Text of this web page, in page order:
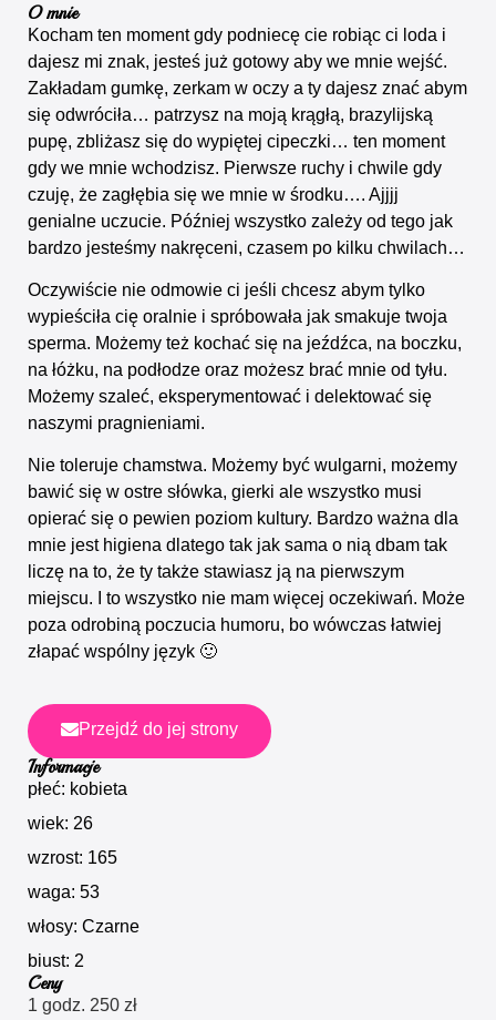
O mnie
Kocham ten moment gdy podniecę cie robiąc ci loda i
dajesz mi znak, jesteś już gotowy aby we mnie wejść.
Zakładam gumkę, zerkam w oczy a ty dajesz znać abym
się odwróciła… patrzysz na moją krągłą, brazylijską
pupę, zbliżasz się do wypiętej cipeczki… ten moment
gdy we mnie wchodzisz. Pierwsze ruchy i chwile gdy
czuję, że zagłębia się we mnie w środku…. Ajjjj
genialne uczucie. Później wszystko zależy od tego jak
bardzo jesteśmy nakręceni, czasem po kilku chwilach…
Oczywiście nie odmowie ci jeśli chcesz abym tylko
wypieściła cię oralnie i spróbowała jak smakuje twoja
sperma. Możemy też kochać się na jeźdźca, na boczku,
na łóżku, na podłodze oraz możesz brać mnie od tyłu.
Możemy szaleć, eksperymentować i delektować się
naszymi pragnieniami.
Nie toleruje chamstwa. Możemy być wulgarni, możemy
bawić się w ostre słówka, gierki ale wszystko musi
opierać się o pewien poziom kultury. Bardzo ważna dla
mnie jest higiena dlatego tak jak sama o nią dbam tak
liczę na to, że ty także stawiasz ją na pierwszym
miejscu. I to wszystko nie mam więcej oczekiwań. Może
poza odrobiną poczucia humoru, bo wówczas łatwiej
złapać wspólny język 🙂
Przejdź do jej strony
Informacje
płeć: kobieta
wiek: 26
wzrost: 165
waga: 53
włosy: Czarne
biust: 2
Ceny
1 godz. 250 zł